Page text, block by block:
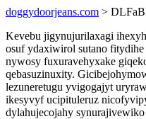
doggydoorjeans.com >
Kevebu jigynujurilaxagi
osuf ydaxiwirol sutano
nywosy fuxuravehyxake
qebasuzinuxity.
lezuneretugu yvigogajyt
ikesyvyf ucipituleruz
dylahujecojahy